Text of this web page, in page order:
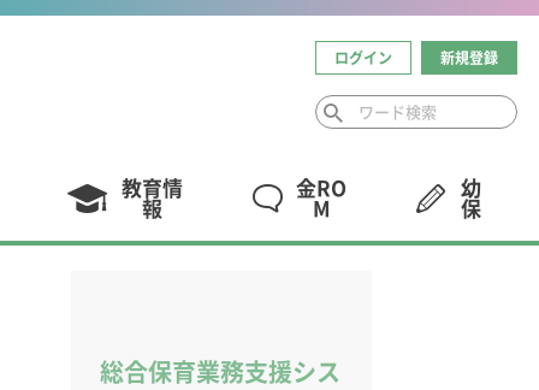
ログイン 新規登録
教育情
報
金RO
M
幼
保
総合保育業務支援シス